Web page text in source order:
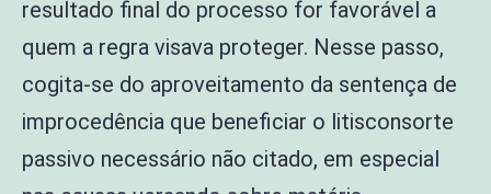
resultado final do processo for favorável a
quem a regra visava proteger. Nesse passo,
cogita-se do aproveitamento da sentença de
improcedência que beneficiar o litisconsorte
passivo necessário não citado, em especial